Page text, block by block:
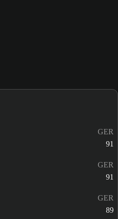
GER
91
GER
91
GER
89